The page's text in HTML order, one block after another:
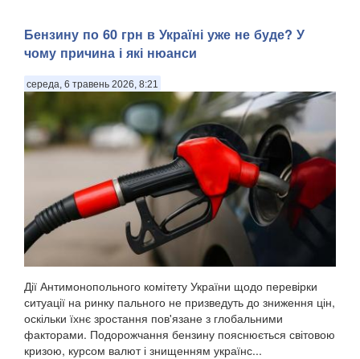
Бензину по 60 грн в Україні уже не буде? У
чому причина і які нюанси
середа, 6 травень 2026, 8:21
Дії Антимонопольного комітету України щодо перевірки
ситуації на ринку пального не призведуть до зниження цін,
оскільки їхнє зростання пов'язане з глобальними
факторами. Подорожчання бензину пояснюється світовою
кризою, курсом валют і знищенням українс...